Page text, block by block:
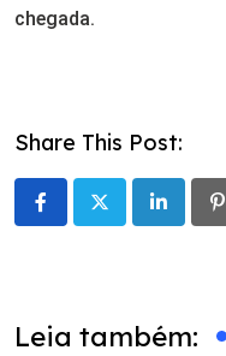
chegada.
Share This Post:
LinkedIn
Leia também: